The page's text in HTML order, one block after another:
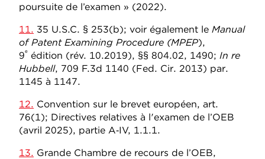
poursuite de l’examen » (2022).
11. 35 U.S.C. § 253(b); voir également le Manual
of Patent Examining Procedure (MPEP),
9e édition (rév. 10.2019), §§ 804.02, 1490; In re
Hubbell, 709 F.3d 1140 (Fed. Cir. 2013) par.
1145 à 1147.
12. Convention sur le brevet européen, art.
76(1); Directives relatives à l'examen de l’OEB
(avril 2025), partie A‑IV, 1.1.1.
13. Grande Chambre de recours de l’OEB,